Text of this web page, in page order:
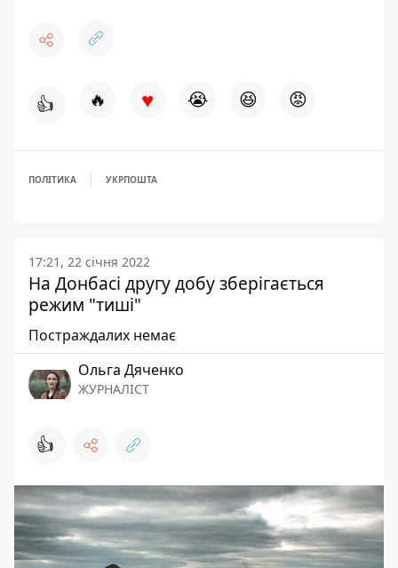
👍 🔥 ♥ 😭 😆 😡
ПОЛІТИКА УКРПОШТА
17:21, 22 січня 2022
На Донбасі другу добу зберігається
режим "тиші"
Постраждалих немає
Ольга Дяченко
ЖУРНАЛІСТ
👍